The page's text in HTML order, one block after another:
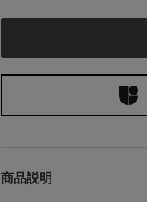
商品説明